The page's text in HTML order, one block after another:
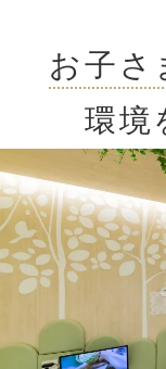
お子さ
環境